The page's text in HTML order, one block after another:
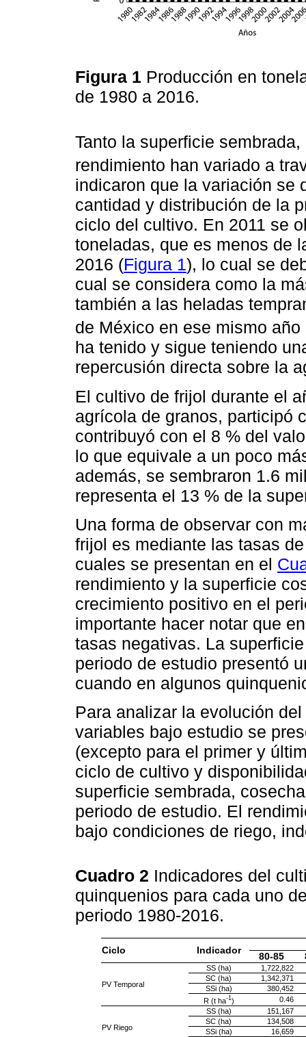
Figura 1 Producción en
de 1980 a 2016.
Tanto la superficie
rendimiento han variado a
indicaron que la variación se
cantidad y distribución de la
ciclo del cultivo. En 2011 se
toneladas, que es menos de
2016 (Figura 1), lo cual se
cual se considera como la
también a las heladas
de México en ese mismo año
ha tenido y sigue teniendo
repercusión directa sobre la
El cultivo de frijol durante el
agrícola de granos, participó
contribuyó con el 8 % del
lo que equivale a un poco
además, se sembraron 1.6
representa el 13 % de la
Una forma de observar con
frijol es mediante las tasas
cuales se presentan en el
rendimiento y la superficie
crecimiento positivo en el
importante hacer notar que
tasas negativas. La
periodo de estudio presentó
cuando en algunos
Para analizar la evolución
variables bajo estudio se
(excepto para el primer y
ciclo de cultivo y
superficie sembrada,
periodo de estudio. El
bajo condiciones de riego,
Cuadro 2 Indicadores del
quinquenios para cada uno
periodo 1980-2016.
Ciclo Indicador
80-85
PV Temporal
SS (ha)
1,722,822
SC (ha)
1,342,371
SSi (ha)
380,452
R (t ha-1) 0.46
PV Riego
SS (ha)
151,167
SC (ha)
134,508
SSi (ha)
16,659